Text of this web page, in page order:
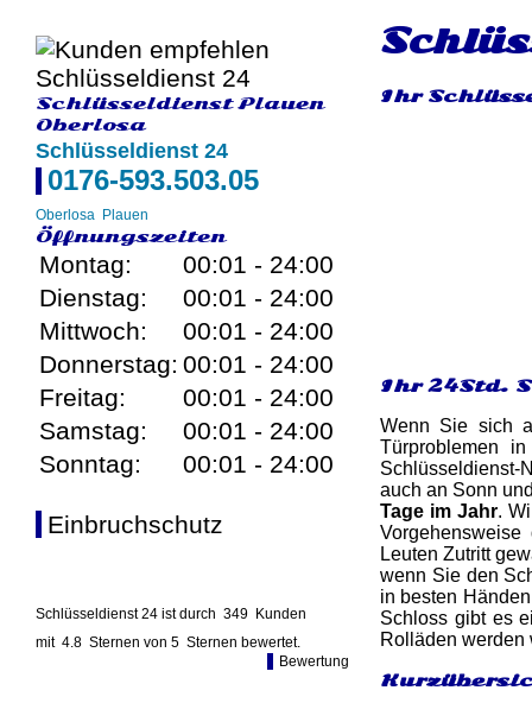
Schlüsseldienst Plauen
Oberlosa
Schlüsseldienst 24
0176-593.503.05
Oberlosa Plauen
Öffnungszeiten
Montag:
00:01 - 24:00
Dienstag:
00:01 - 24:00
Mittwoch:
00:01 - 24:00
Donnerstag: 00:01 - 24:00
Freitag:
00:01 - 24:00
Samstag:
00:01 - 24:00
Sonntag:
00:01 - 24:00
Einbruchschutz
Schlüsseldienst 24 ist durch 349 Kunden
mit 4.8 Sternen von 5 Sternen bewertet.
Bewertung
Ihr
Ihr 24Std.
Wenn Sie sich
Türproblemen
Schlüsseldienst-
auch an Sonn
Tage im Jahr.
Leuten Zutritt
wenn Sie den
in besten
Schloss gibt es
Rolläden werden